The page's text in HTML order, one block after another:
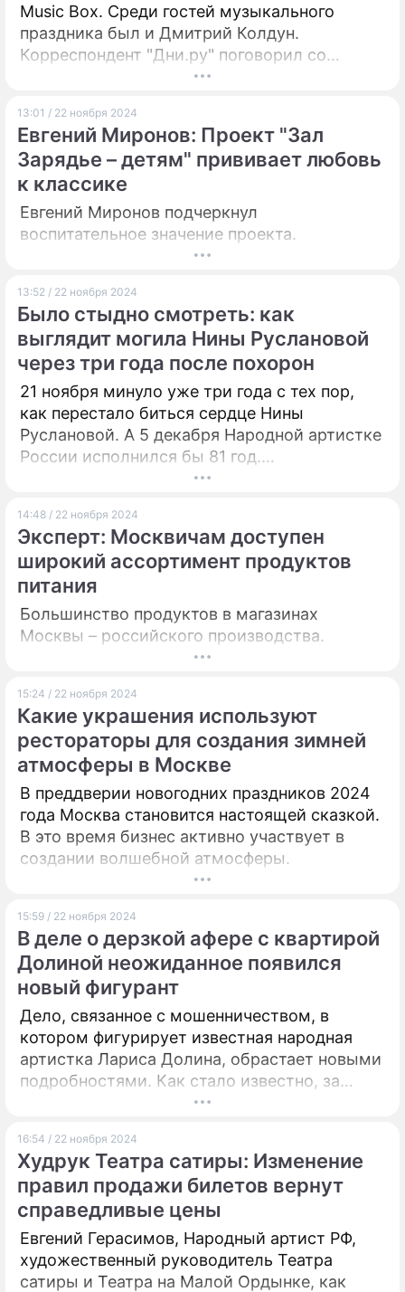
Music Box. Среди гостей музыкального
праздника был и Дмитрий Колдун.
Корреспондент "Дни.ру" поговорил со
сладкоголосым участником
13:01 / 22 ноября 2024
Евгений Миронов: Проект "Зал
Зарядье – детям" прививает любовь
к классике
Евгений Миронов подчеркнул
воспитательное значение проекта.
13:52 / 22 ноября 2024
Было стыдно смотреть: как
выглядит могила Нины Руслановой
через три года после похорон
21 ноября минуло уже три года с тех пор,
как перестало биться сердце Нины
Руслановой. А 5 декабря Народной артистке
России исполнился бы 81 год.
Корреспондент "Дни.ру" побывал на могиле
памятными датами.
14:48 / 22 ноября 2024
Эксперт: Москвичам доступен
широкий ассортимент продуктов
питания
Большинство продуктов в магазинах
Москвы – российского производства.
15:24 / 22 ноября 2024
Какие украшения используют
рестораторы для создания зимней
атмосферы в Москве
В преддверии новогодних праздников 2024
года Москва становится настоящей сказкой.
В это время бизнес активно участвует в
создании волшебной атмосферы.
15:59 / 22 ноября 2024
В деле о дерзкой афере с квартирой
Долиной неожиданное появился
новый фигурант
Дело, связанное с мошенничеством, в
котором фигурирует известная народная
артистка Лариса Долина, обрастает новыми
подробностями. Как стало известно, за
хищение более 180 миллионов рублей у
авторитет с оригинальной кличкой –
Очкарик.
16:54 / 22 ноября 2024
Худрук Театра сатиры: Изменение
правил продажи билетов вернут
справедливые цены
Евгений Герасимов, Народный артист РФ,
художественный руководитель Театра
сатиры и Театра на Малой Ордынке, как